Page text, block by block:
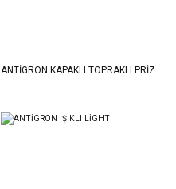
ANTİGRON KAPAKLI TOPRAKLI PRİZ